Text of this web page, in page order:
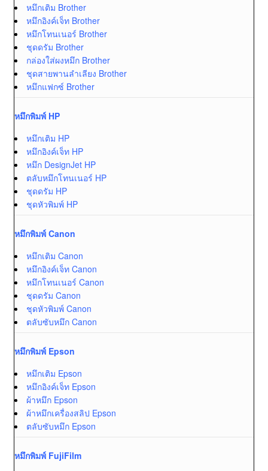
หมึกเติม Brother
หมึกอิงค์เจ็ท Brother
หมึกโทนเนอร์ Brother
ชุดดรัม Brother
กล่องใส่ผงหมึก Brother
ชุดสายพานลำเลียง Brother
หมึกแฟกซ์ Brother
หมึกพิมพ์ HP
หมึกเติม HP
หมึกอิงค์เจ็ท HP
หมึก DesignJet HP
ตลับหมึกโทนเนอร์ HP
ชุดดรัม HP
ชุดหัวพิมพ์ HP
หมึกพิมพ์ Canon
หมึกเติม Canon
หมึกอิงค์เจ็ท Canon
หมึกโทนเนอร์ Canon
ชุดดรัม Canon
ชุดหัวพิมพ์ Canon
ตลับซับหมึก Canon
หมึกพิมพ์ Epson
หมึกเติม Epson
หมึกอิงค์เจ็ท Epson
ผ้าหมึก Epson
ผ้าหมึกเครื่องสลิป Epson
ตลับซับหมึก Epson
หมึกพิมพ์ FujiFilm